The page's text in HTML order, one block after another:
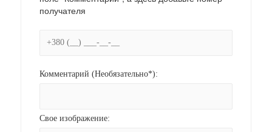
получателя
Комментарий (Необязательно*):
Свое изображение: